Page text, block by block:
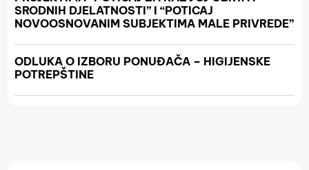
SRODNIH DJELATNOSTI” I “POTICAJ
NOVOOSNOVANIM SUBJEKTIMA MALE PRIVREDE”
ODLUKA O IZBORU PONUĐAČA – HIGIJENSKE
POTREPŠTINE